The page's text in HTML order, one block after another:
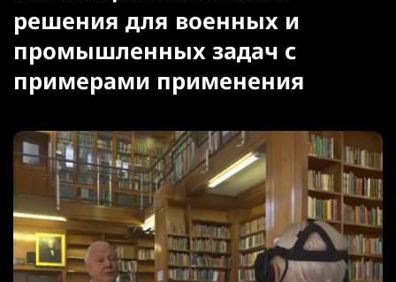
решения для военных и
промышленных задач с
примерами применения